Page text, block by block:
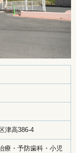
津高386-4
療・予防歯科・小児